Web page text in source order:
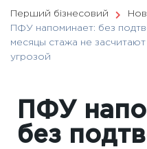
Перший бізнесовий
ПФУ напоминает: без
месяцы стажа не
угрозой
ПФУ
без